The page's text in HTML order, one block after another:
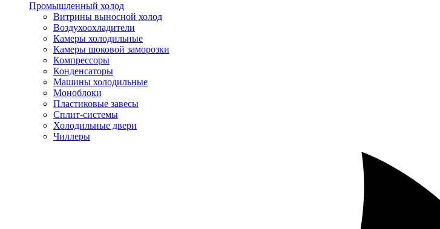
Промышленный холод
Витрины выносной холод
Воздухоохладители
Камеры холодильные
Камеры шоковой заморозки
Компрессоры
Конденсаторы
Машины холодильные
Моноблоки
Пластиковые завесы
Сплит-системы
Холодильные двери
Чиллеры